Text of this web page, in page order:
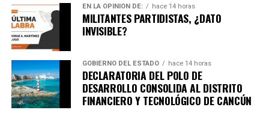
Únete al canal oficial de WhatsApp de
Quinto Podery recibe las noticias más
en tu teléfono.
Unirme al canal de WhatsApp
EN LA OPINIÓN DE: hace 14 horas
MILITANTES PARTIDISTAS, ¿DATO
INVISIBLE?
GOBIERNO DEL ESTADO hace 14 horas
DECLARATORIA DEL POLO DE
DESARROLLO CONSOLIDA AL DISTRITO
FINANCIERO Y TECNOLÓGICO DE CANCÚN